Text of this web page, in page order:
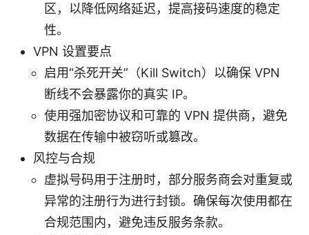
区，以降低网络延迟，提高接码速度的稳定
性。
VPN 设置要点
启用“杀死开关”（Kill Switch）以确保 VPN
断线不会暴露你的真实 IP。
使用强加密协议和可靠的 VPN 提供商，避免
数据在传输中被窃听或篡改。
风控与合规
虚拟号码用于注册时，部分服务商会对重复或
异常的注册行为进行封锁。确保每次使用都在
合规范围内，避免违反服务条款。